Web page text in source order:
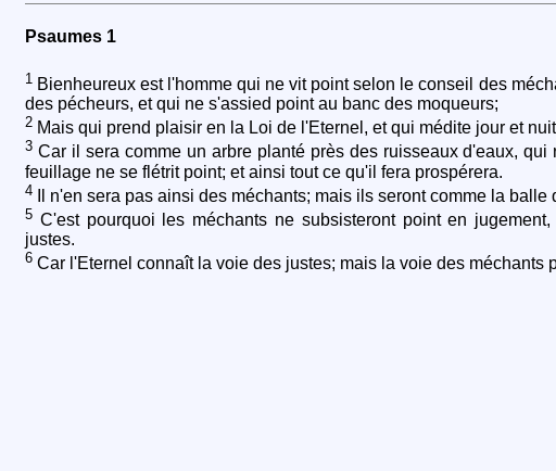
Psaumes 1
1 Bienheureux est l'homme qui ne vit point selon le conseil des
des pécheurs, et qui ne s'assied point au banc des moqueurs;
2 Mais qui prend plaisir en la Loi de l'Eternel, et qui médite jour et
3 Car il sera comme un arbre planté près des ruisseaux d'eaux,
feuillage ne se flétrit point; et ainsi tout ce qu'il fera prospérera.
4 Il n'en sera pas ainsi des méchants; mais ils seront comme la balle
5 C'est pourquoi les méchants ne subsisteront point en
justes.
6 Car l'Eternel connaît la voie des justes; mais la voie des méchants